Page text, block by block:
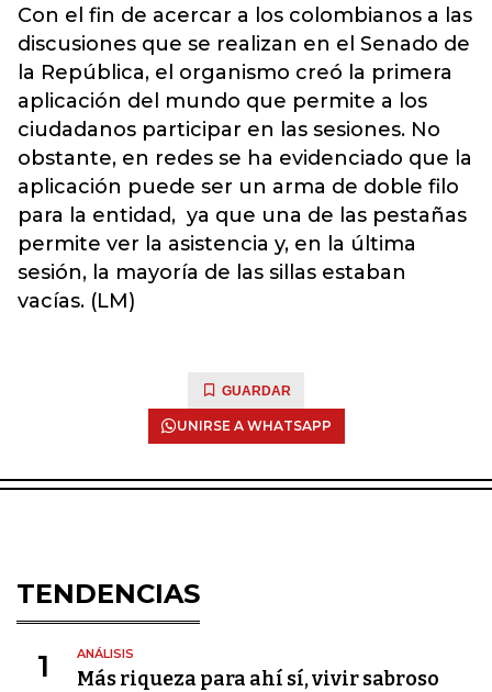
Con el fin de acercar a los colombianos a las
discusiones que se realizan en el Senado de
la República, el organismo creó la primera
aplicación del mundo que permite a los
ciudadanos participar en las sesiones. No
obstante, en redes se ha evidenciado que la
aplicación puede ser un arma de doble filo
para la entidad, ya que una de las pestañas
permite ver la asistencia y, en la última
sesión, la mayoría de las sillas estaban
vacías. (LM)
GUARDAR
UNIRSE A WHATSAPP
TENDENCIAS
1 ANÁLISIS
Más riqueza para ahí sí, vivir sabroso